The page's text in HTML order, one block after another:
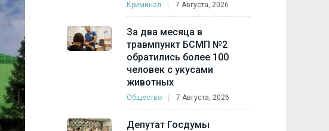
Криминал 7 Августа, 2026
За два месяца в
травмпункт БСМП №2
обратились более 100
человек с укусами
животных
Общество 7 Августа, 2026
Депутат Госдумы